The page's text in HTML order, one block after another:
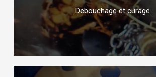
Debouchage et curage